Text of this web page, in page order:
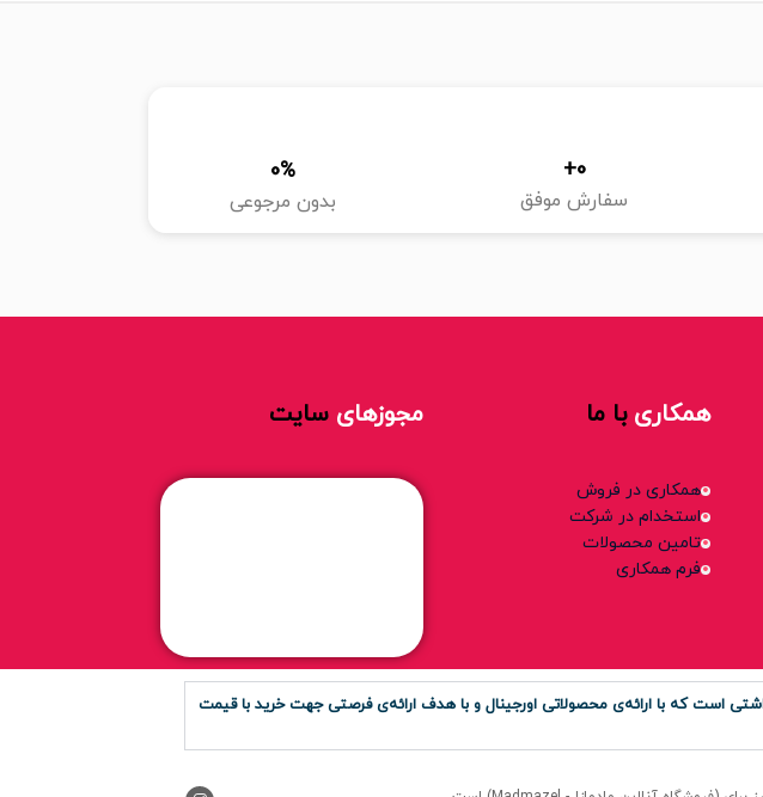
سفارش موفق
0
+
بدون مرجوعی
%
0
همکاریبا ما
همکاری در فروش
استخدام در شرکت
تامین محصولات
فرم همکاری
مجوزهای سایت
است که با ارائه‌ی محصولاتی اورجینال و با هدف ارائه‌ی فرصتی جهت خرید با قیمت